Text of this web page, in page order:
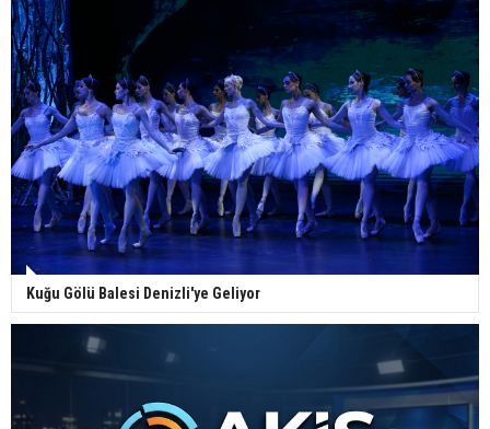
Kuğu Gölü Balesi Denizli'ye Geliyor